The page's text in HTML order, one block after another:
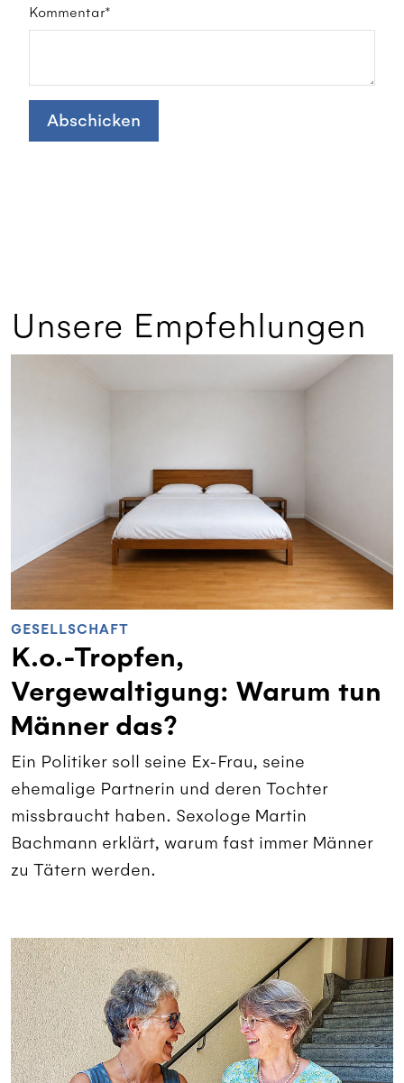
Kommentar*
Abschicken
Unsere Empfehlungen
GESELLSCHAFT
K.o.-Tropfen,
Vergewaltigung: Warum tun
Männer das?
Ein Politiker soll seine Ex-Frau, seine
ehemalige Partnerin und deren Tochter
missbraucht haben. Sexologe Martin
Bachmann erklärt, warum fast immer Männer
zu Tätern werden.